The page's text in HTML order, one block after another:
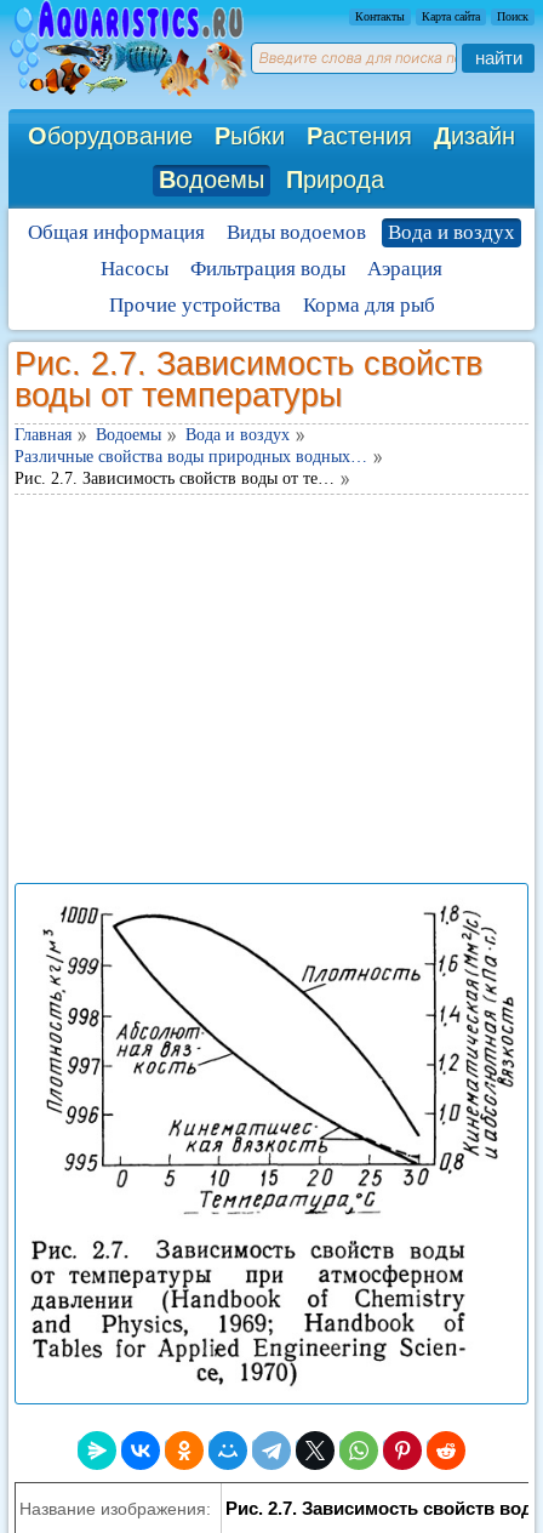
Контакты Карта сайта Поиск
найти
Оборудование Рыбки Растения Дизайн
Водоемы Природа
Общая информация Виды водоемов
Вода и воздух
Насосы
Фильтрация воды
Аэрация
Прочие устройства
Корма для рыб
Рис. 2.7. Зависимость свойств
воды от температуры
Главная Водоемы
Вода и воздух
Различные свойства воды природных водных…
Рис. 2.7. Зависимость свойств воды от те…
Название изображения: Рис. 2.7. Зависимость свойств